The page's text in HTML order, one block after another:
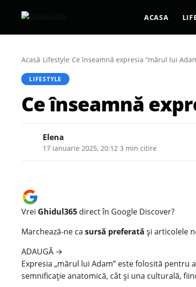
ACASA
Acasă/Lifestyle/Ce înseamnă expresia ”mărul lui
LIFESTYLE
Ce înseamnă
Elena
17 ianuarie 2025, 20:12 3 min citire
Vrei Ghidul365 direct în Google Discover?
Marchează-ne ca sursă preferată și articolele
ADAUGĂ →
Expresia „mărul lui Adam” este folosită pentru
semnificație anatomică, cât și una culturală,